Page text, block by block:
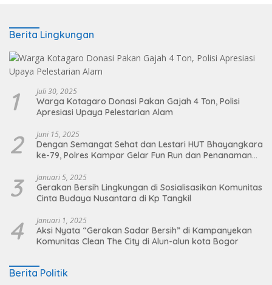
Berita Lingkungan
1 Juli 30, 2025
Warga Kotagaro Donasi Pakan Gajah 4 Ton, Polisi
Apresiasi Upaya Pelestarian Alam
2 Juni 15, 2025
Dengan Semangat Sehat dan Lestari HUT Bhayangkara
ke-79, Polres Kampar Gelar Fun Run dan Penanaman
3 Januari 5, 2025
Gerakan Bersih Lingkungan di Sosialisasikan Komunitas
Cinta Budaya Nusantara di Kp Tangkil
4 Januari 1, 2025
Aksi Nyata “Gerakan Sadar Bersih” di Kampanyekan
Komunitas Clean The City di Alun-alun kota Bogor
Berita Politik